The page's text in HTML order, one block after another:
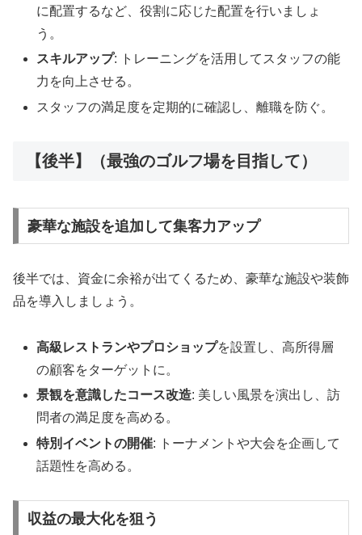
に配置するなど、役割に応じた配置を行いましょ
う。
スキルアップ: トレーニングを活用してスタッフの能
力を向上させる。
スタッフの満足度を定期的に確認し、離職を防ぐ。
【後半】（最強のゴルフ場を目指して）
豪華な施設を追加して集客力アップ
後半では、資金に余裕が出てくるため、豪華な施設や装飾
品を導入しましょう。
高級レストランやプロショップを設置し、高所得層
の顧客をターゲットに。
景観を意識したコース改造: 美しい風景を演出し、訪
問者の満足度を高める。
特別イベントの開催: トーナメントや大会を企画して
話題性を高める。
収益の最大化を狙う